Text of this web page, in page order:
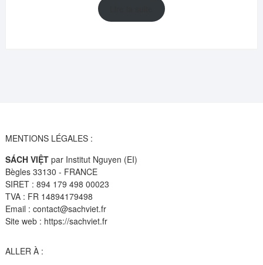
actuel
est :
MENTIONS LÉGALES :
SÁCH VIỆTpar Institut Nguyen (EI)
Bègles 33130 - FRANCE
SIRET : 894 179 498 00023
TVA : FR 14894179498
Email : contact@sachviet.fr
Site web : https://sachviet.fr
ALLER À :